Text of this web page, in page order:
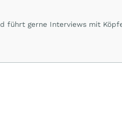
führt gerne Interviews mit